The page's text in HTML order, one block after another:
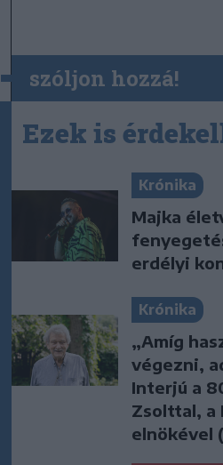
szóljon hozzá!
Ezek is
Krónika
Majka
erdélyi
Krónika
„Amíg
végezni,
Interjú a
Zsolttal, a
elnökével